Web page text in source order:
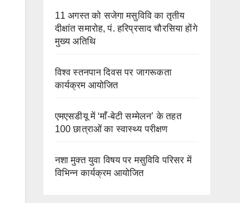
11 अगस्त को सजेगा मसुविवि का तृतीय
दीक्षांत समारोह, पं. हरिप्रसाद चौरसिया होंगे
मुख्य अतिथि
विश्व स्तनपान दिवस पर जागरूकता
कार्यक्रम आयोजित
एमएसडीयू में ‘माँ-बेटी सम्मेलन’ के तहत
100 छात्राओं का स्वास्थ्य परीक्षण
नशा मुक्त युवा विषय पर मसुविवि परिसर में
विभिन्न कार्यक्रम आयोजित